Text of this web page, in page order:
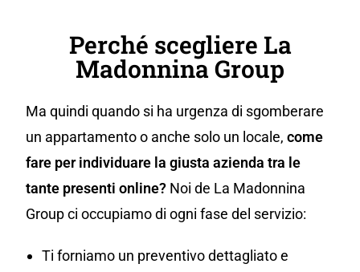
Perché scegliere La
Madonnina Group
Ma quindi quando si ha urgenza di sgomberare
un appartamento o anche solo un locale, come
fare per individuare la giusta azienda tra le
tante presenti online? Noi de La Madonnina
Group ci occupiamo di ogni fase del servizio:
Ti forniamo un preventivo dettagliato e